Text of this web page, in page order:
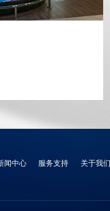
闻中心 服务支持 关于我们